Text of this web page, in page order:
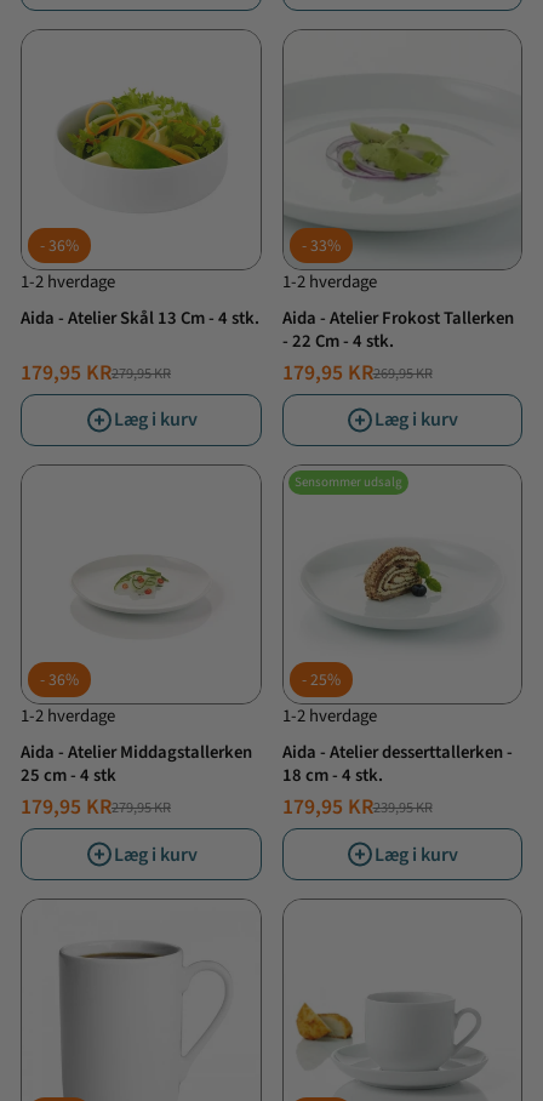
36%
1-2 hverdage
Aida - Atelier Skål 13 Cm - 4 stk.
NORMALPRIS279,95 KR
TILBUDSPRIS
179,95 KR
Læg i kurv
33%
1-2 hverdage
Aida - Atelier Frokost Tallerken
- 22 Cm - 4 stk.
NORMALPRIS269,95 KR
TILBUDSPRIS
179,95 KR
Læg i kurv
36%
1-2 hverdage
Aida - Atelier Middagstallerken
25 cm - 4 stk
NORMALPRIS279,95 KR
TILBUDSPRIS
179,95 KR
Læg i kurv
Sensommer udsalg
25%
1-2 hverdage
Aida - Atelier desserttallerken -
18 cm - 4 stk.
NORMALPRIS239,95 KR
TILBUDSPRIS
179,95 KR
Læg i kurv